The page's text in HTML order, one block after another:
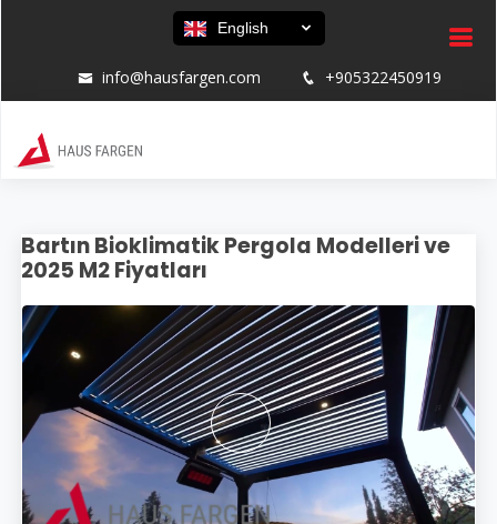
English
info@hausfargen.com +905322450919
Bartın Bioklimatik Pergola Modelleri ve
2025 M2 Fiyatları